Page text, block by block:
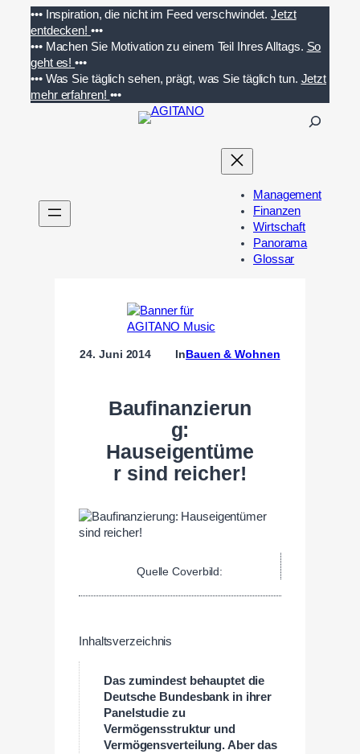
Inhalt
springen
••• Inspiration, die nicht im Feed verschwindet. Jetzt
entdecken! •••
••• Machen Sie Motivation zu einem Teil Ihres Alltags. So
geht es!•••
••• Was Sie täglich sehen, prägt, was Sie täglich tun. Jetzt
mehr erfahren! •••
n
Management
Finanzen
Wirtschaft
Panorama
Glossar
24. Juni 2014 InBauen & Wohnen
Baufinanzierun
g:
Hauseigentüme
r sind reicher!
Quelle Coverbild:
Inhaltsverzeichnis
Das zumindest behauptet die
Deutsche Bundesbank in ihrer
Panelstudie zu
Vermögensstruktur und
Vermögensverteilung. Aber das